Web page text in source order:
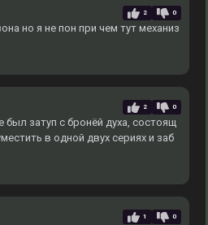
2 0
но я не пон при чем тут механиз
2 0
затуп с бронёй духа, состоящ
в одной двух сериях и заб
1 0